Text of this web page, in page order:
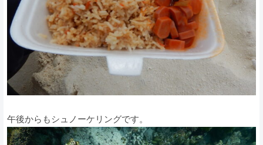
午後からもシュノーケリングです。